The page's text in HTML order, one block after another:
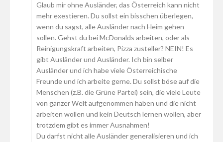
Glaub mir ohne Ausländer, das Österreich kann nicht
mehr exestieren. Du sollst ein bisschen überlegen,
wenn du sagst, alle Ausländer nach Heim gehen
sollen. Gehst du bei McDonalds arbeiten, oder als
Reinigungskraft arbeiten, Pizza zusteller? NEIN! Es
gibt Ausländer und Ausländer. Ich bin selber
Ausländer und ich habe viele Österreichische
Freunde und ich arbeite gerne. Du sollst böse auf die
Menschen (z.B. die Grüne Partei) sein, die viele Leute
von ganzer Welt aufgenommen haben und die nicht
arbeiten wollen und kein Deutsch lernen wollen, aber
trotzdem gibt es immer Ausnahmen!
Du darfst nicht alle Ausländer generalisieren und ich